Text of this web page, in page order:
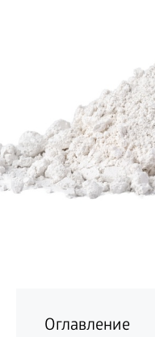
Оглавление